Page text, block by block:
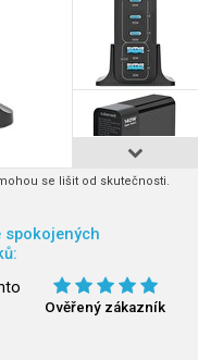
se lišit od skutečnosti.
spokojených
Ověřený zákazník